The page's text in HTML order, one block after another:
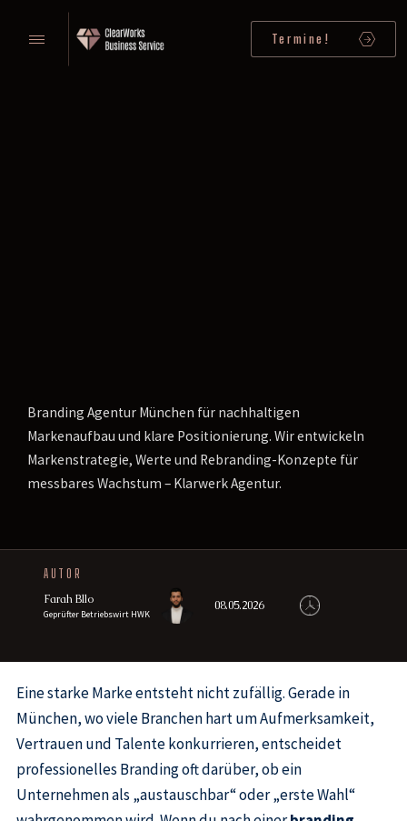
Termine!
Branding Agentur München für nachhaltigen
Markenaufbau und klare Positionierung. Wir entwickeln
Markenstrategie, Werte und Rebranding-Konzepte für
messbares Wachstum – Klarwerk Agentur.
AUTOR
Farah Bllo
Geprüfter Betriebswirt HWK
08.05.2026
Eine starke Marke entsteht nicht zufällig. Gerade in
München, wo viele Branchen hart um Aufmerksamkeit,
Vertrauen und Talente konkurrieren, entscheidet
professionelles Branding oft darüber, ob ein
Unternehmen als „austauschbar“ oder „erste Wahl“